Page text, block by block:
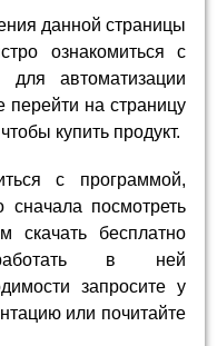
данной страницы
ознакомиться с
для автоматизации
перейти на страницу
купить продукт.
с программой,
посмотреть
скачать бесплатно
в ней
запросите у
или почитайте